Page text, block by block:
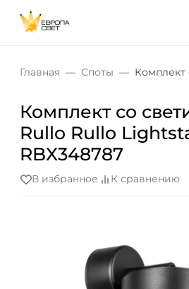
Главная Споты Комплект
Комплект со
Rullo Rullo
RBX348787
В избранное К сравнению